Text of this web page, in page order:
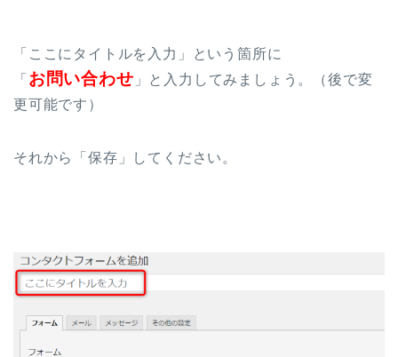
「ここにタイトルを入力」という箇所に
「 お問い合わせ 」と入力してみましょう。（後で変
更可能です）
それから「保存」してください。